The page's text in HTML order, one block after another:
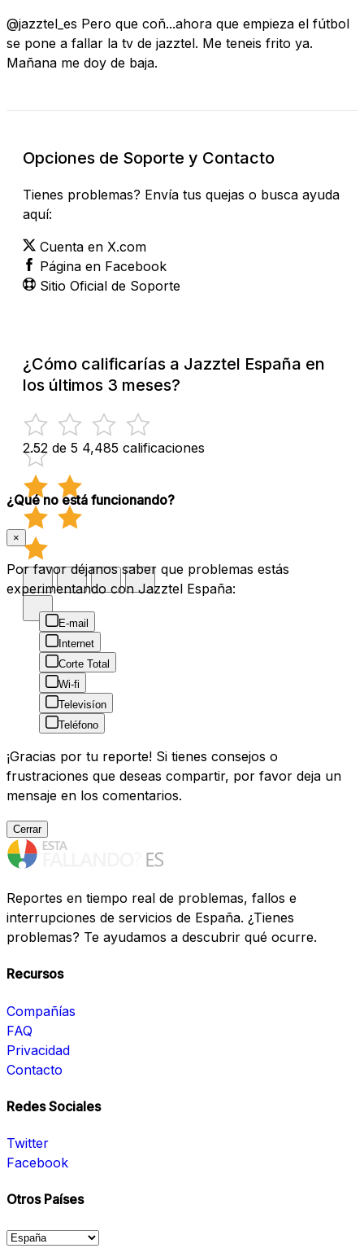
@jazztel_es Pero que coñ...ahora que empieza el fútbol
se pone a fallar la tv de jazztel. Me teneis frito ya.
Mañana me doy de baja.
Opciones de Soporte y Contacto
Tienes problemas? Envía tus quejas o busca ayuda
aquí:
Cuenta en X.com
Página en Facebook
Sitio Oficial de Soporte
¿Cómo calificarías a Jazztel España en
los últimos 3 meses?
2.52 de 5 4,485 calificaciones
¿Qué no está funcionando?
×
Por favor déjanos saber que problemas estás
experimentando con Jazztel España:
E-mail
Internet
Corte Total
Wi-fi
Televisíon
Teléfono
¡Gracias por tu reporte! Si tienes consejos o
frustraciones que deseas compartir, por favor deja un
mensaje en los comentarios.
Cerrar
Reportes en tiempo real de problemas, fallos e
interrupciones de servicios de España. ¿Tienes
problemas? Te ayudamos a descubrir qué ocurre.
Recursos
Compañías
FAQ
Privacidad
Contacto
Redes Sociales
Twitter
Facebook
Otros Países